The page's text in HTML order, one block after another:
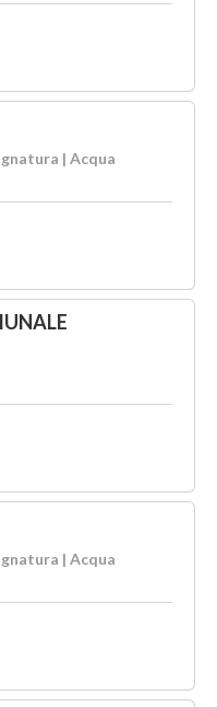
| Acqua
| Acqua